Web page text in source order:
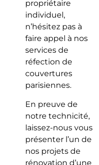
propriétaire
individuel,
n’hésitez pas à
faire appel à nos
services de
réfection de
couvertures
parisiennes.
En preuve de
notre technicité,
laissez-nous vous
présenter l’un de
nos projets de
rénovation d’une